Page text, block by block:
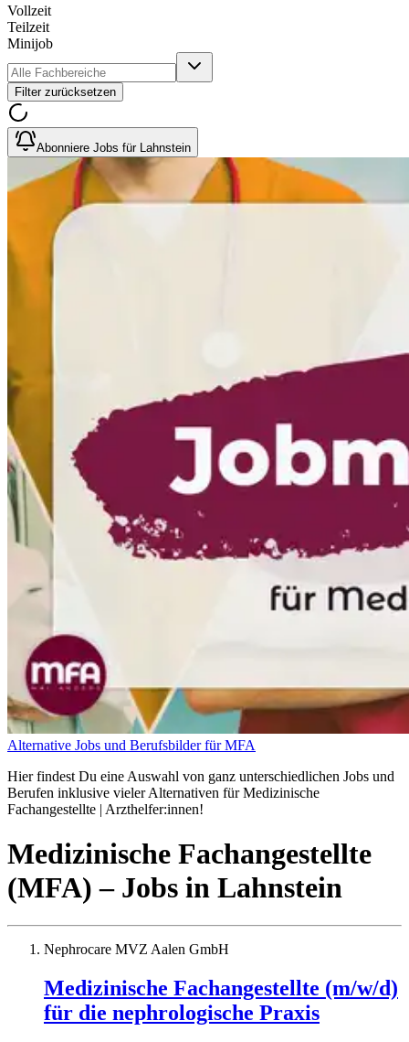
Vollzeit
Teilzeit
Minijob
Filter zurücksetzen
Abonniere Jobs für Lahnstein
Alternative Jobs und Berufsbilder für MFA
Hier findest Du eine Auswahl von ganz unterschiedlichen Jobs und
Berufen inklusive vieler Alternativen für Medizinische
Fachangestellte | Arzthelfer:innen!
Medizinische Fachangestellte
(MFA) – Jobs in Lahnstein
Nephrocare MVZ Aalen GmbH
Medizinische Fachangestellte (m/w/d)
für die nephrologische Praxis